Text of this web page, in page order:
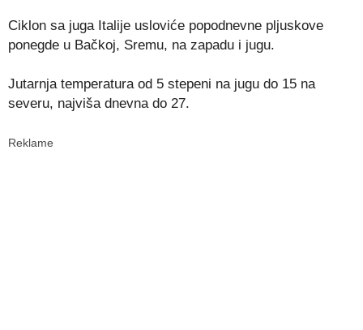
Ciklon sa juga Italije usloviće popodnevne pljuskove
ponegde u Bačkoj, Sremu, na zapadu i jugu.
Jutarnja temperatura od 5 stepeni na jugu do 15 na
severu, najviša dnevna do 27.
Reklame